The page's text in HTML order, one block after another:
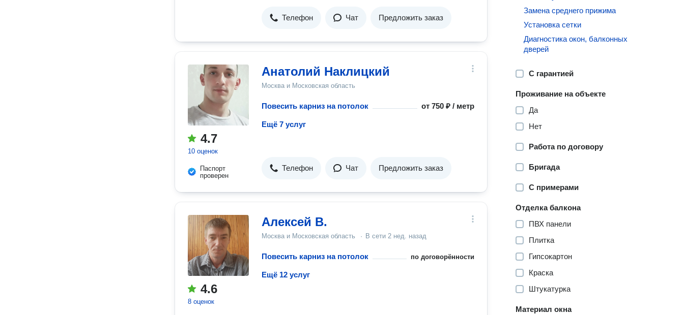
Телефон Чат Предложить заказ
4.7
10 оценок
Паспорт
проверен
Анатолий Наклицкий
Москва и Московская область
Повесить карниз на потолок от750 ₽ / метр
Ещё 7 услуг
Телефон Чат Предложить заказ
4.6
8 оценок
Алексей В.
Москва и Московская область · В сети 2 нед. назад
Повесить карниз на потолок по договорённости
Ещё 12 услуг
Замена среднего прижима
Установка сетки
Диагностика окон, балконных
дверей
С гарантией
Проживание на объекте
Да
Нет
Работа по договору
Бригада
С примерами
Отделка балкона
ПВХ панели
Плитка
Гипсокартон
Краска
Штукатурка
Материал окна